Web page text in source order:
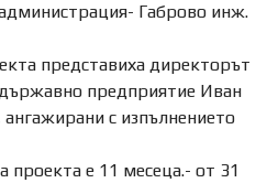
Габрово инж.
представиха директорът
предприятие Иван
с изпълнението
проекта е 11 месеца.- от 31